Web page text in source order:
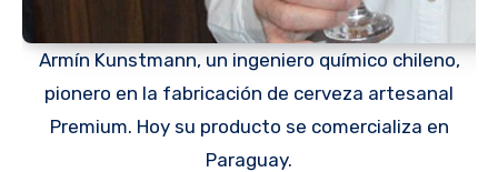
Armín Kunstmann, un ingeniero químico chileno,
pionero en la fabricación de cerveza artesanal
Premium. Hoy su producto se comercializa en
Paraguay.